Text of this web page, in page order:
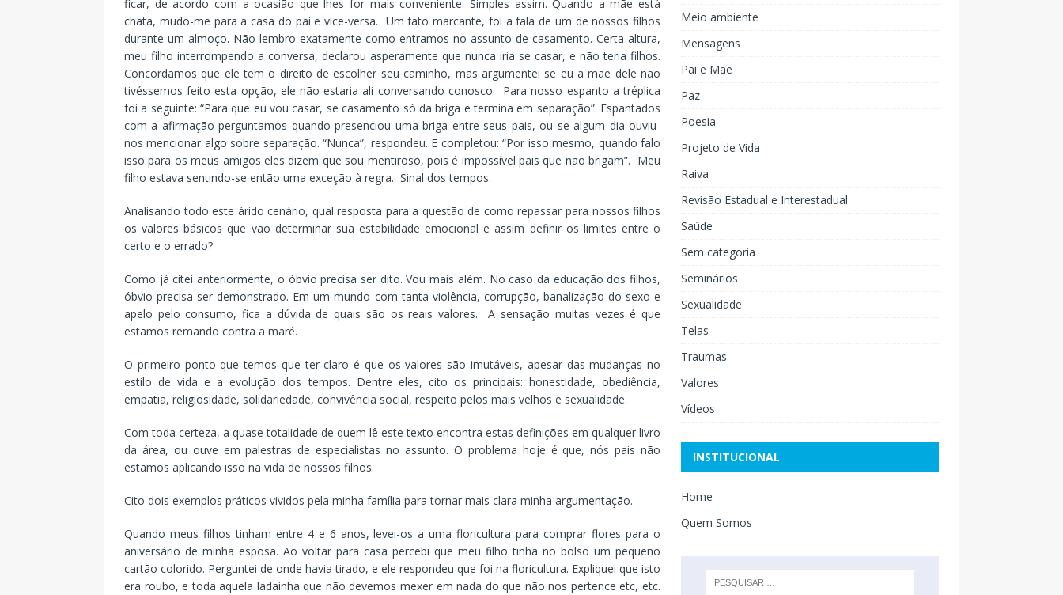
ficar, de acordo com a ocasião que lhes for mais conveniente. Simples assim. Quando a mãe está
chata, mudo-me para a casa do pai e vice-versa. Um fato marcante, foi a fala de um de nossos filhos
durante um almoço. Não lembro exatamente como entramos no assunto de casamento. Certa altura,
meu filho interrompendo a conversa, declarou asperamente que nunca iria se casar, e não teria filhos.
Concordamos que ele tem o direito de escolher seu caminho, mas argumentei se eu a mãe dele não
tivéssemos feito esta opção, ele não estaria ali conversando conosco. Para nosso espanto a tréplica
foi a seguinte: “Para que eu vou casar, se casamento só da briga e termina em separação”. Espantados
com a afirmação perguntamos quando presenciou uma briga entre seus pais, ou se algum dia ouviu-
nos mencionar algo sobre separação. “Nunca”, respondeu. E completou: “Por isso mesmo, quando falo
isso para os meus amigos eles dizem que sou mentiroso, pois é impossível pais que não brigam”. Meu
filho estava sentindo-se então uma exceção à regra. Sinal dos tempos.
Analisando todo este árido cenário, qual resposta para a questão de como repassar para nossos filhos
os valores básicos que vão determinar sua estabilidade emocional e assim definir os limites entre o
certo e o errado?
Como já citei anteriormente, o óbvio precisa ser dito. Vou mais além. No caso da educação dos filhos,
óbvio precisa ser demonstrado. Em um mundo com tanta violência, corrupção, banalização do sexo e
apelo pelo consumo, fica a dúvida de quais são os reais valores. A sensação muitas vezes é que
estamos remando contra a maré.
O primeiro ponto que temos que ter claro é que os valores são imutáveis, apesar das mudanças no
estilo de vida e a evolução dos tempos. Dentre eles, cito os principais: honestidade, obediência,
empatia, religiosidade, solidariedade, convivência social, respeito pelos mais velhos e sexualidade.
Com toda certeza, a quase totalidade de quem lê este texto encontra estas definições em qualquer livro
da área, ou ouve em palestras de especialistas no assunto. O problema hoje é que, nós pais não
estamos aplicando isso na vida de nossos filhos.
Cito dois exemplos práticos vividos pela minha família para tornar mais clara minha argumentação.
Quando meus filhos tinham entre 4 e 6 anos, levei-os a uma floricultura para comprar flores para o
aniversário de minha esposa. Ao voltar para casa percebi que meu filho tinha no bolso um pequeno
cartão colorido. Perguntei de onde havia tirado, e ele respondeu que foi na floricultura. Expliquei que isto
era roubo, e toda aquela ladainha que não devemos mexer em nada do que não nos pertence etc, etc.
Meio ambiente
Mensagens
Pai e Mãe
Paz
Poesia
Projeto de Vida
Raiva
Revisão Estadual e Interestadual
Saúde
Sem categoria
Seminários
Sexualidade
Telas
Traumas
Valores
Vídeos
INSTITUCIONAL
Home
Quem Somos